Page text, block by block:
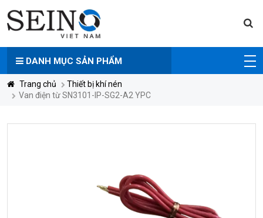
DANH MỤC SẢN PHẨM
Trang chủ
Thiết bị khí nén
Van điện từ SN3101-IP-SG2-A2 YPC